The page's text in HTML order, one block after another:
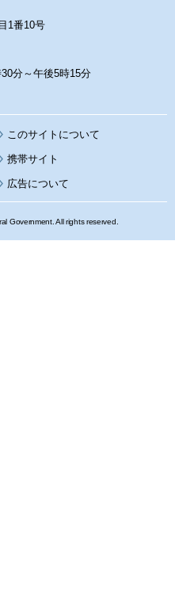
1番10号
分～午後5時15分
このサイトについて
携帯サイト
広告について
Government. All rights reserved.